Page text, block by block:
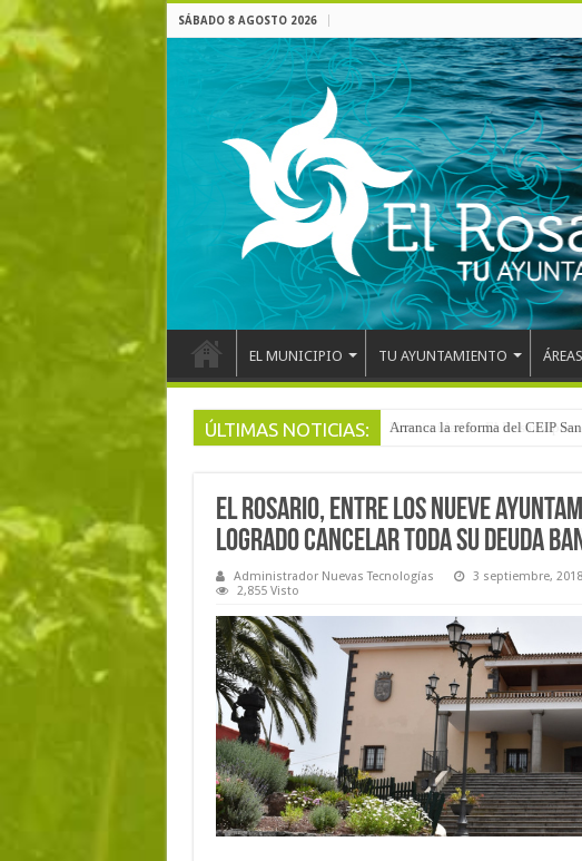
SÁBADO 8 AGOSTO 2026
EL MUNICIPIO TU AYUNTAMIENTO
ÚLTIMAS NOTICIAS: Arranca la reforma del CEIP
El Rosario, entre los nueve
logrado cancelar toda su deuda
Administrador Nuevas Tecnologías 3 septiembre, 2018
2,855 Visto